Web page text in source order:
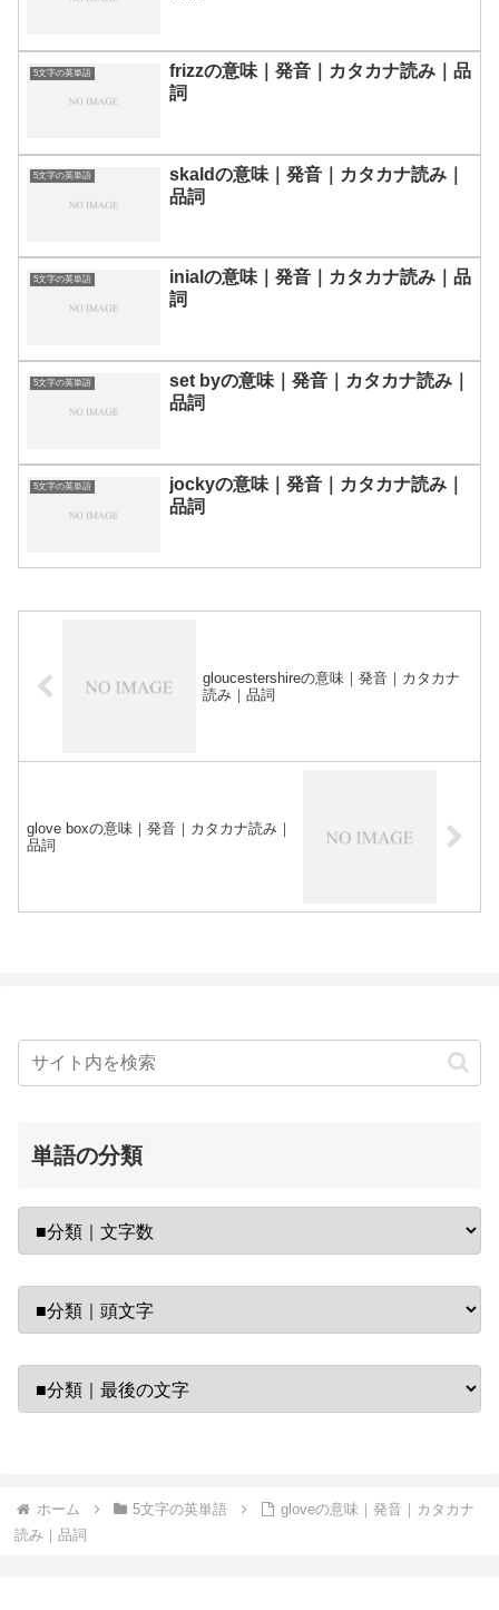
5文字の英単語
frizzの意味｜発音｜カタカナ読み｜品
詞
5文字の英単語
skaldの意味｜発音｜カタカナ読み｜
品詞
5文字の英単語
inialの意味｜発音｜カタカナ読み｜品
詞
5文字の英単語
set byの意味｜発音｜カタカナ読み｜
品詞
5文字の英単語
jockyの意味｜発音｜カタカナ読み｜
品詞
gloucestershireの意味｜発音｜カタカナ
読み｜品詞
glove boxの意味｜発音｜カタカナ読み｜
品詞
単語の分類
ホーム 5文字の英単語
gloveの意味｜発音｜カタカナ
読み｜品詞